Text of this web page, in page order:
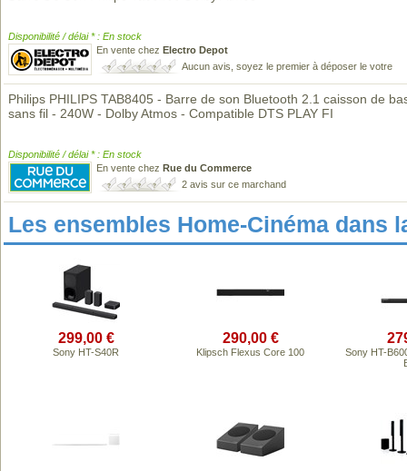
Disponibilité / délai * : En stock
En vente chez Electro Depot
Aucun avis, soyez le premier à déposer le votre
Philips PHILIPS TAB8405 - Barre de son Bluetooth 2.1 caisson de
sans fil - 240W - Dolby Atmos - Compatible DTS PLAY FI
Disponibilité / délai * : En stock
En vente chez Rue du Commerce
2 avis sur ce marchand
Les ensembles Home-Cinéma dans
299,00 €
Sony HT-S40R
290,00 €
Klipsch Flexus Core 100
Sony HT-